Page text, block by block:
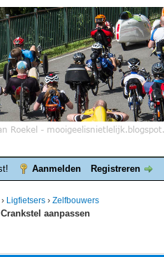
Aanmelden Registreren
› Ligfietsers ›Zelfbouwers
aanpassen